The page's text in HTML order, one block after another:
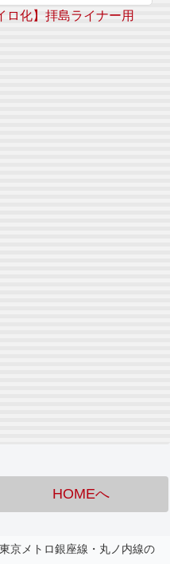
ロ化】拝島ライナー用
HOMEへ
東京メトロ銀座線・丸ノ内線の